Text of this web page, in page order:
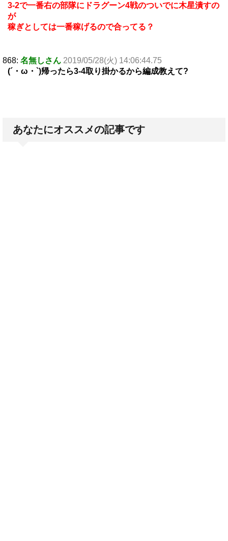
3-2で一番右の部隊にドラグーン4戦のついでに木星潰すの
が
稼ぎとしては一番稼げるので合ってる？
868: 名無しさん 2019/05/28(火) 14:06:44.75
(´・ω・`)帰ったら3-4取り掛かるから編成教えて?
あなたにオススメの記事です